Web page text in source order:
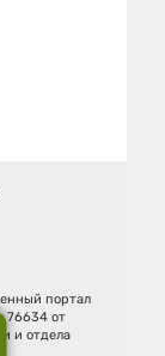
портал
76634 от
и отдела